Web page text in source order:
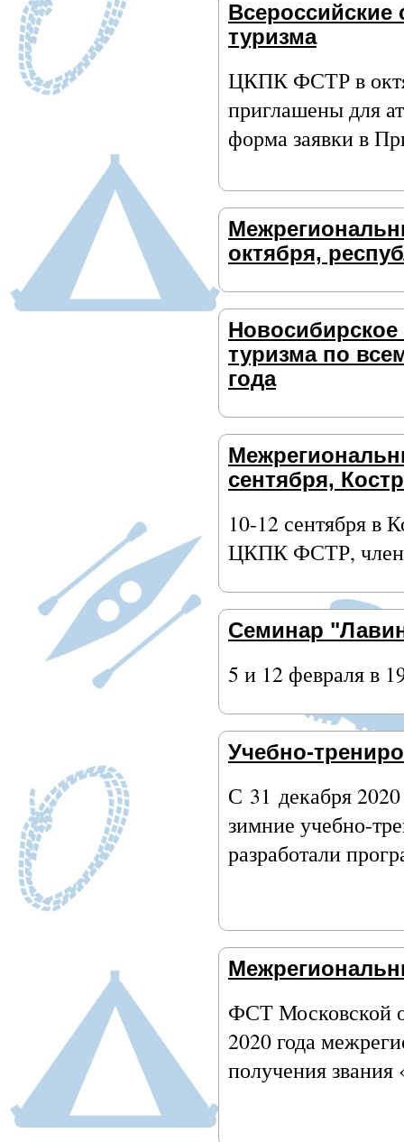
туризма
ЦКПК ФСТР в
приглашены для
форма заявки в
октября,
туризма по
года
сентября,
10-12 сентября в
ЦКПК ФСТР, член
Семинар
5 и 12 февраля в
Учебно-
С 31 декабря
зимние учебно-
разработали
ФСТ Московской
2020 года
получения